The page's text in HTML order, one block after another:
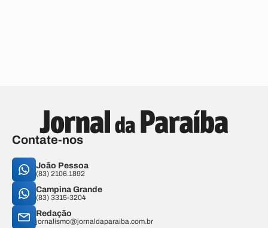
Contate-nos
João Pessoa
(83) 2106.1892
Campina Grande
(83) 3315-3204
Redação
jornalismo@jornaldaparaiba.com.br